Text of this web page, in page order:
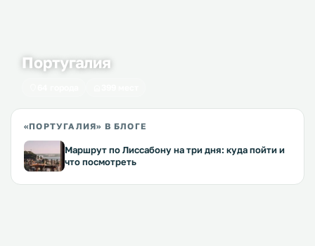
Португалия
«ПОРТУГАЛИЯ» В БЛОГЕ
Маршрут по Лиссабону на три дня: куда пойти и
что посмотреть